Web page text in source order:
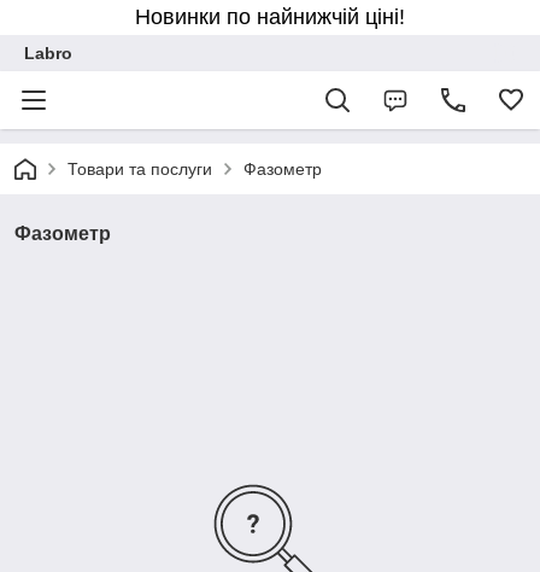
Новинки по найнижчій ціні!
Labro
Товари та послуги Фазометр
Фазометр